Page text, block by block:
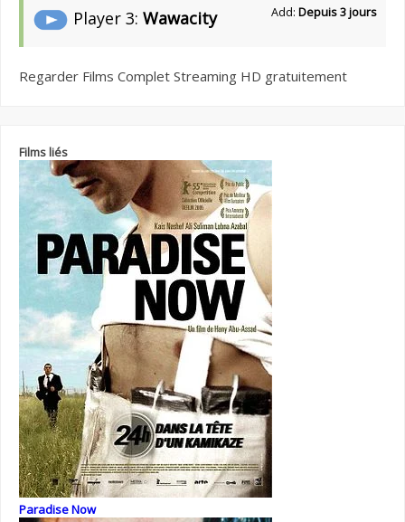
Player 3: Wawacity Add: Depuis 3 jours
Regarder Films Complet Streaming HD gratuitement
Films liés
Paradise Now